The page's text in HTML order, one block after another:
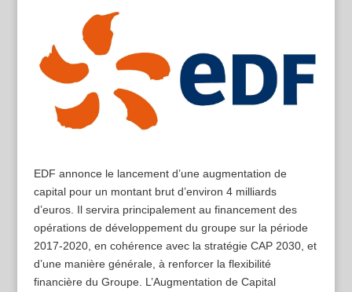
EDF annonce le lancement d’une augmentation de
capital pour un montant brut d’environ 4 milliards
d’euros. Il servira principalement au financement des
opérations de développement du groupe sur la période
2017-2020, en cohérence avec la stratégie CAP 2030, et
d’une manière générale, à renforcer la flexibilité
financière du Groupe. L’Augmentation de Capital